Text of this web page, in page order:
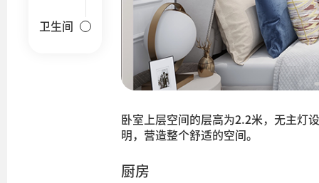
卧室上层空间的层高为2.2米，无主灯
明，营造整个舒适的空间。
厨房
卫生间